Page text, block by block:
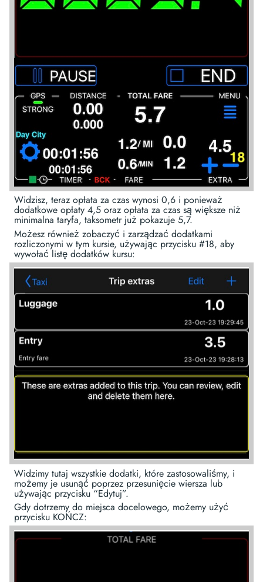
Widzisz, teraz opłata za czas wynosi 0,6 i ponieważ
dodatkowe opłaty 4,5 oraz opłata za czas są większe niż
minimalna taryfa, taksometr już pokazuje 5,7.
Możesz również zobaczyć i zarządzać dodatkami
rozliczonymi w tym kursie, używając przycisku #18, aby
wywołać listę dodatków kursu:
Widzimy tutaj wszystkie dodatki, które zastosowaliśmy, i
możemy je usunąć poprzez przesunięcie wiersza lub
używając przycisku “Edytuj”.
Gdy dotrzemy do miejsca docelowego, możemy użyć
przycisku KOŃCZ: